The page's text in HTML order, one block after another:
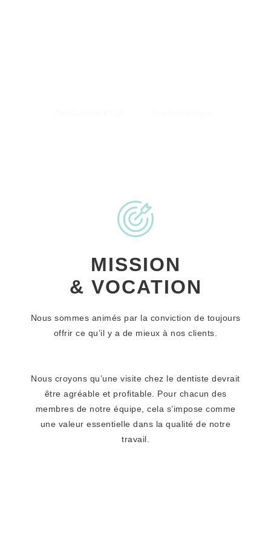
MISSION
& VOCATION
Nous sommes animés par la conviction de toujours
offrir ce qu’il y a de mieux à nos clients.
Nous croyons qu’une visite chez le dentiste devrait
être agréable et profitable. Pour chacun des
membres de notre équipe, cela s’impose comme
une valeur essentielle dans la qualité de notre
travail.